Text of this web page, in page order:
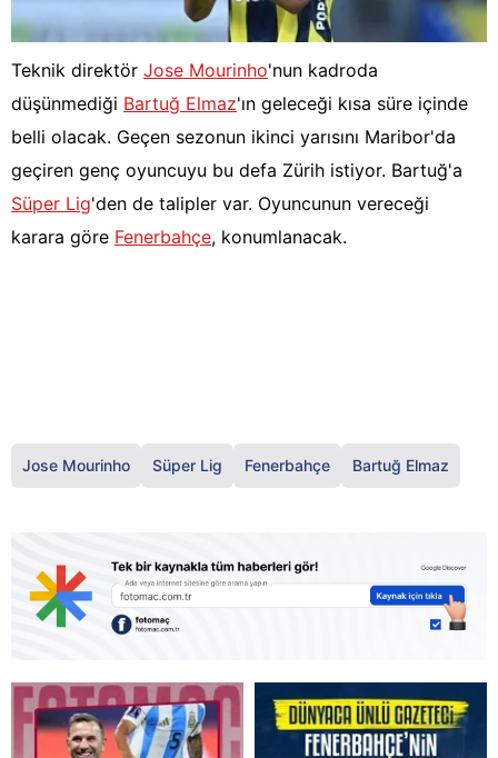
Teknik direktör Jose Mourinho'nun kadroda
düşünmediği Bartuğ Elmaz'ın geleceği kısa süre içinde
belli olacak. Geçen sezonun ikinci yarısını Maribor'da
geçiren genç oyuncuyu bu defa Zürih istiyor. Bartuğ'a
Süper Lig'den de talipler var. Oyuncunun vereceği
karara göre Fenerbahçe, konumlanacak.
Jose Mourinho Süper Lig Fenerbahçe Bartuğ Elmaz